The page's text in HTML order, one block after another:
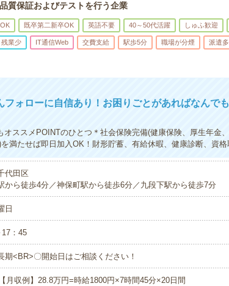
質保証およびテストを行う企業
既卒第二新卒OK 英語不要 40～50代活躍 しゅふ歓迎
残業少 IT通信Web 交費支給 駅歩5分 職場が分煙 派遣多
フォローに自信あり！お困りごとがあればなんで
オススメPOINTのひとつ＊社会保険完備(健康保険、厚生年金
満たせば即日加入OK！財形貯蓄、有給休暇、健康診断、資格
代田区
から徒歩4分／神保町駅から徒歩6分／九段下駅から徒歩7分
日
：45
期<BR>〇開始日はご相談ください！
月収例】28.8万円=時給1800円×7時間45分×20日間